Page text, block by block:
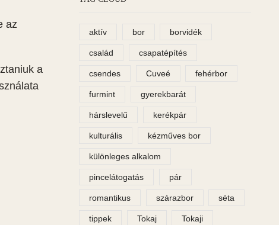
az
a
aktív bor borvidék
család csapatépítés
csendes Cuveé fehérbor
furmint gyerekbarát
hárslevelű kerékpár
kulturális kézműves bor
különleges alkalom
pincelátogatás pár
romantikus szárazbor séta
tippek Tokaj Tokaji